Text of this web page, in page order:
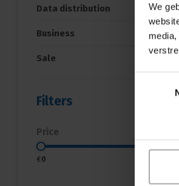
We
Data distribution
Business
Sale
Filters
Price
€0